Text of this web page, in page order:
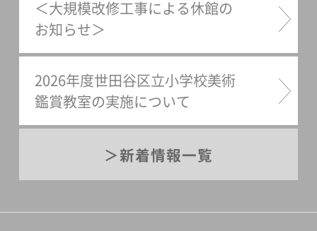
＜大規模改修工事による休館の
お知らせ＞
2026年度世田谷区立小学校美術
鑑賞教室の実施について
新着情報一覧